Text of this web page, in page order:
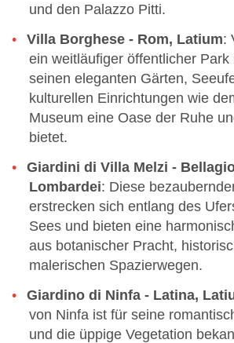
und den Palazzo Pitti.
Villa Borghese - Rom, Latium:
ein weitläufiger öffentlicher
seinen eleganten Gärten,
kulturellen Einrichtungen wie
Museum eine Oase der Ruhe
bietet.
Giardini di Villa Melzi -
Lombardei: Diese
erstrecken sich entlang des
Sees und bieten eine
aus botanischer Pracht,
malerischen Spazierwegen.
Giardino di Ninfa - Latina,
von Ninfa ist für seine
und die üppige Vegetation